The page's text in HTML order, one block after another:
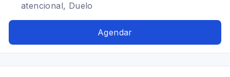
atencional, Duelo
Agendar